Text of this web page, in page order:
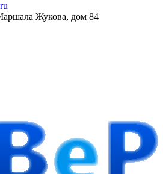
Жукова, дом 84